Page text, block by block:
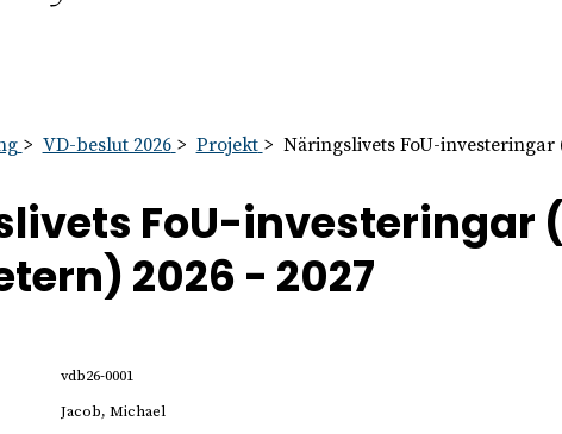
VD-beslut 2026 Projekt Näringslivets FoU-investeringar
FoU-investeringar
2026 - 2027
vdb26-0001
Jacob, Michael